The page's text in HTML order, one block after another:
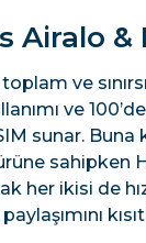
Airalo &
ve
ve
sunar. Buna
sahipken
her ikisi de